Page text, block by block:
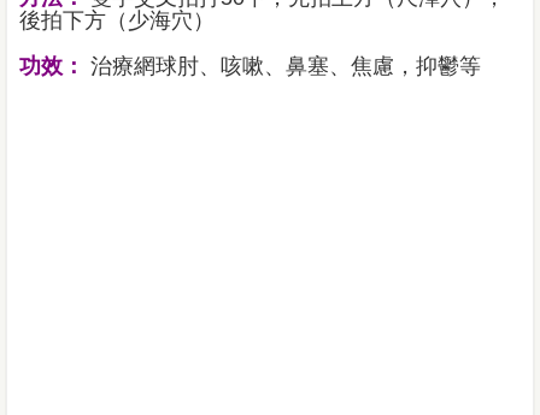
後拍下方（少海穴）
功效： 治療網球肘、咳嗽、鼻塞、焦慮，抑鬱等